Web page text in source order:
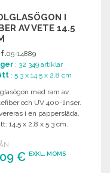
I
AV VETE 14.5
05-14889
: 32 349 artiklar
: 5.3 x 14.5 x 2.8 cm
med ram av
och UV 400-linser.
i en papperslåda.
14,5 x 2,8 x 5,3 cm.
€EXKL. MOMS